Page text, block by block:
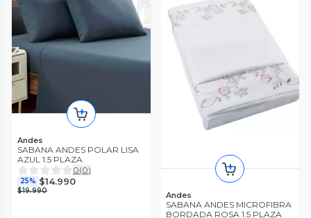
Andes
SABANA ANDES POLAR LISA
AZUL 1.5 PLAZA
0(0)
25% $14.990
$19.990 Andes
SABANA ANDES MICROFIBRA
BORDADA ROSA 1.5 PLAZA